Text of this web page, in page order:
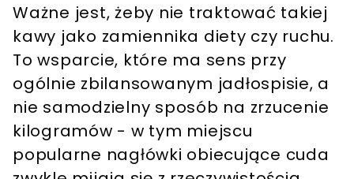
Ważne jest, żeby nie traktować takiej
kawy jako zamiennika diety czy ruchu.
To wsparcie, które ma sens przy
ogólnie zbilansowanym jadłospisie, a
nie samodzielny sposób na zrzucenie
kilogramów - w tym miejscu
popularne nagłówki obiecujące cuda